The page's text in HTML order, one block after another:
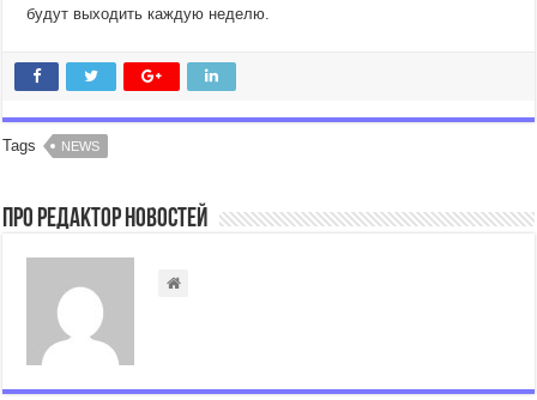
будут выходить каждую неделю.
Tags NEWS
Про Редактор Новостей